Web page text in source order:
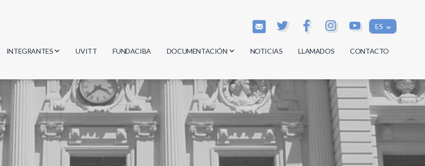
ES
INTEGRANTES
Investigadores
Estudiantes
Egresados
UVITT FUNDACIBA DOCUMENTACIÓN
Actas
Reglamentos
Documentos
NOTICIAS LLAMADOS CONTACTO